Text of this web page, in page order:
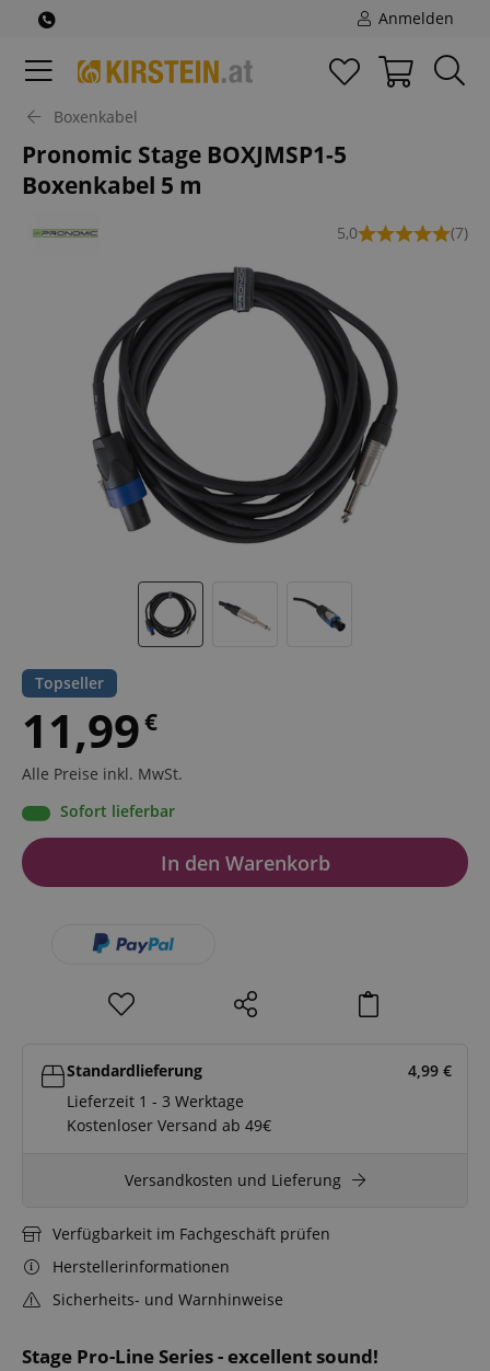
Anmelden
Boxenkabel
Pronomic Stage BOXJMSP1-5
Boxenkabel 5 m
5,0 (7)
Stage Pro-Line Series - excellent sound!
Topseller
11,99€
Alle Preise inkl. MwSt.
Sofort lieferbar
In den Warenkorb
Standardlieferung 4,99 €
Lieferzeit 1 - 3 Werktage
Kostenloser Versand ab 49€
Versandkosten und Lieferung
Verfügbarkeit im Fachgeschäft prüfen
Herstellerinformationen
Sicherheits- und Warnhinweise